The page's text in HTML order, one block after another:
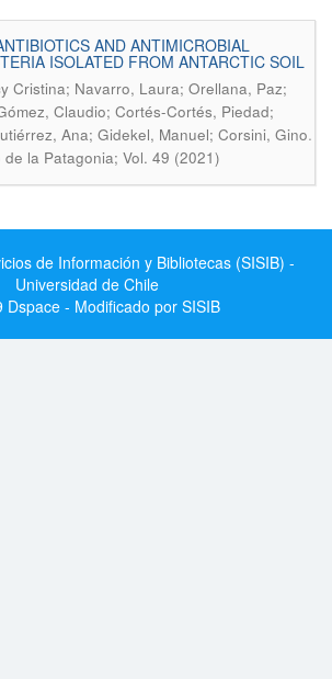
AND ANTIMICROBIAL
ISOLATED FROM ANTARCTIC SOIL
Cristina; Navarro, Laura; Orellana, Paz;
Claudio; Cortés-Cortés, Piedad;
Ana; Gidekel, Manuel; Corsini, Gino.
la Patagonia; Vol. 49 (2021)
de Información y Bibliotecas (SISIB) -
Universidad de Chile
Dspace - Modificado por SISIB